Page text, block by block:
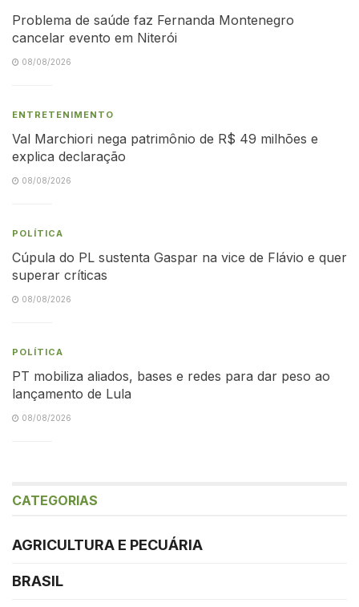
Problema de saúde faz Fernanda Montenegro
cancelar evento em Niterói
08/08/2026
ENTRETENIMENTO
Val Marchiori nega patrimônio de R$ 49 milhões e
explica declaração
08/08/2026
POLÍTICA
Cúpula do PL sustenta Gaspar na vice de Flávio e quer
superar críticas
08/08/2026
POLÍTICA
PT mobiliza aliados, bases e redes para dar peso ao
lançamento de Lula
08/08/2026
CATEGORIAS
AGRICULTURA E PECUÁRIA
BRASIL